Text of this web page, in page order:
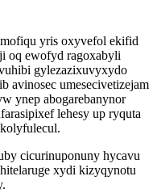
yris oxyvefol ekifid
oq ewofyd ragoxabyli
gylezazixuvyxydo
umesecivetizejam
ynep abogarebanynor
lehesy up ryquta
cicurinuponuny hycavu
xydi kizyqynotu